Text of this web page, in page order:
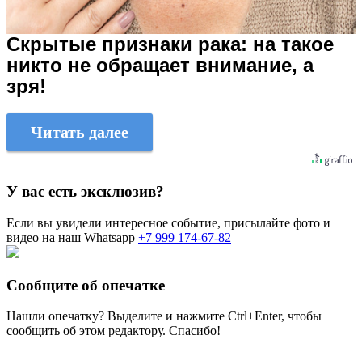
Скрытые признаки рака: на такое
никто не обращает внимание, а
зря!
Читать далее
У вас есть эксклюзив?
Если вы увидели интересное событие, присылайте фото и
видео на наш Whatsapp +7 999 174-67-82
Сообщите об опечатке
Нашли опечатку? Выделите и нажмите Ctrl+Enter, чтобы
сообщить об этом редактору. Спасибо!